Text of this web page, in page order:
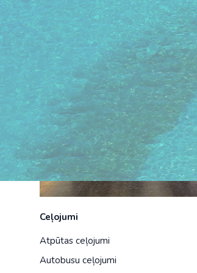
1 126 €
Ceļojumi
Atpūtas ceļojumi
Autobusu ceļojumi